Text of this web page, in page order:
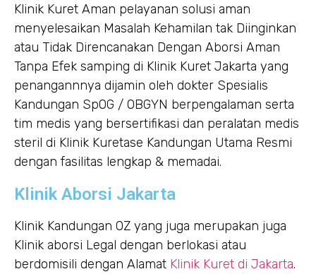
Klinik Kuret Aman pelayanan solusi aman
menyelesaikan Masalah Kehamilan tak Diinginkan
atau Tidak Direncanakan Dengan Aborsi Aman
Tanpa Efek samping di Klinik Kuret Jakarta yang
penangannnya dijamin oleh dokter Spesialis
Kandungan SpOG / OBGYN berpengalaman serta
tim medis yang bersertifikasi dan peralatan medis
steril di Klinik Kuretase Kandungan Utama Resmi
dengan fasilitas lengkap & memadai.
Klinik Aborsi Jakarta
Klinik Kandungan OZ yang juga merupakan juga
Klinik aborsi Legal dengan berlokasi atau
berdomisili dengan Alamat Klinik Kuret di Jakarta.